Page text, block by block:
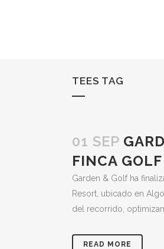
TEES TAG
01 SEP
FINCA
Garden & Golf ha
Resort, ubicado en
del recorrido,
READ MORE